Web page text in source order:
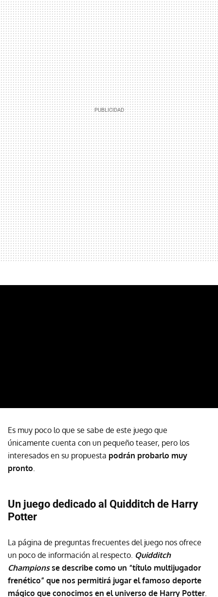
Es muy poco lo que se sabe de este juego que
únicamente cuenta con un pequeño teaser, pero los
interesados en su propuesta podrán probarlo muy
pronto
Un juego dedicado al Quidditch de Harry
Potter
La página de preguntas frecuentes del juego nos ofrece
un poco de información al respecto. Quidditch
Championsse describe como un “título multijugador
frenético” que nos permitirá jugar el famoso deporte
mágico que conocimos en el universo de Harry Potter